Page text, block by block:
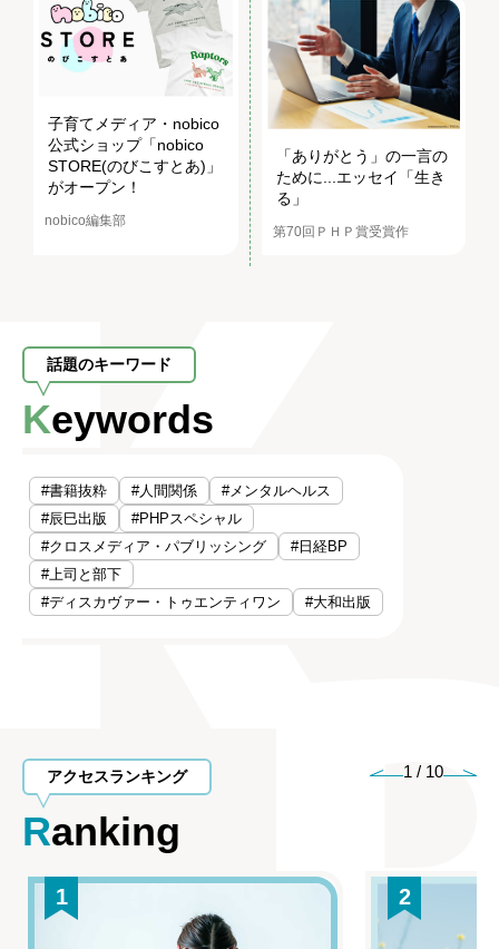
子育てメディア・nobico
公式ショップ「nobico
STORE(のびこすとあ)」
がオープン！
nobico編集部
「ありがとう」の一言の
ために...エッセイ「生き
る」
第70回ＰＨＰ賞受賞作
話題のキーワード
Keywords
#書籍抜粋 #人間関係
#メンタルヘルス
#辰巳出版
#PHPスペシャル
#クロスメディア・パブリッシング
#日経BP
#上司と部下
#ディスカヴァー・トゥエンティワン
#大和出版
アクセスランキング
Ranking
1 / 10
1 2